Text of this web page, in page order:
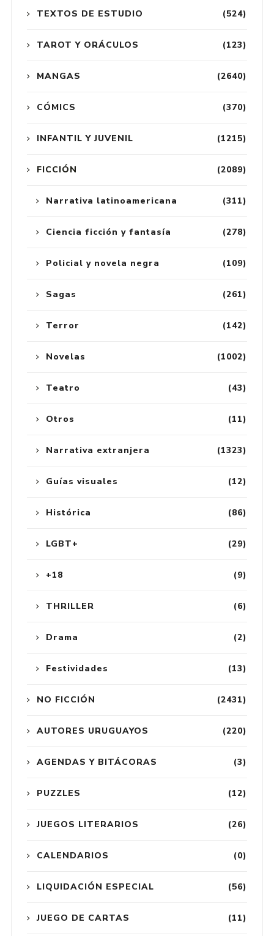
(524)
TEXTOS DE ESTUDIO
(123)
TAROT Y ORÁCULOS
(2640)
MANGAS
(370)
CÓMICS
(1215)
INFANTIL Y JUVENIL
(2089)
FICCIÓN
(311)
Narrativa latinoamericana
(278)
Ciencia ficción y fantasía
(109)
Policial y novela negra
(261)
Sagas
(142)
Terror
(1002)
Novelas
(43)
Teatro
(11)
Otros
(1323)
Narrativa extranjera
(12)
Guías visuales
(86)
Histórica
(29)
LGBT+
(9)
+18
(6)
THRILLER
(2)
Drama
(13)
Festividades
(2431)
NO FICCIÓN
(220)
AUTORES URUGUAYOS
(3)
AGENDAS Y BITÁCORAS
(12)
PUZZLES
(26)
JUEGOS LITERARIOS
(0)
CALENDARIOS
(56)
LIQUIDACIÓN ESPECIAL
(11)
JUEGO DE CARTAS